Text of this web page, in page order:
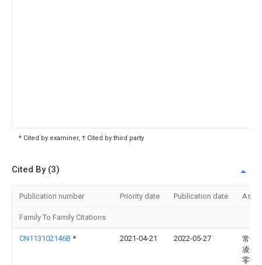
* Cited by examiner, † Cited by third party
Cited By (3)
Publication number Priority date Publication date
Family To Family Citations
CN113102146B * 2021-04-21 2022-05-27
常州
凌达
零部